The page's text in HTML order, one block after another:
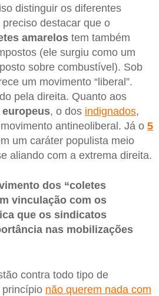
distinguir os diferentes
destacar que o
amarelos tem também
(ele surgiu como um
sobre combustível). Sob
um movimento “liberal”.
pela direita. Quanto aos
, o dos indignados,
antineoliberal. Já o 5
um caráter populista meio
aliando com a extrema direita.
dos “coletes
vinculação com os
que os sindicatos
nas mobilizações
contra todo tipo de
princípio não querem nada com